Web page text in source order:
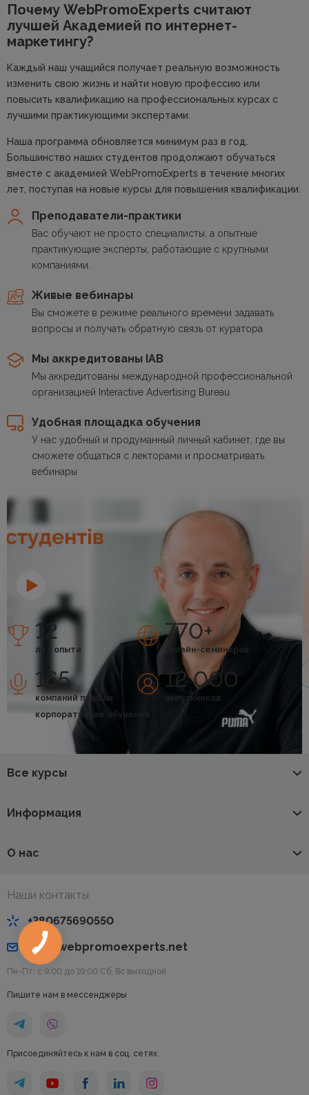
Почему WebPromoExperts считают
лучшей Академией по интернет-
маркетингу?
Каждый наш учащийся получает реальную возможность
изменить свою жизнь и найти новую профессию или
повысить квалификацию на профессиональных курсах с
лучшими практикующими экспертами.
Наша программа обновляется минимум раз в год.
Большинство наших студентов продолжают обучаться
вместе с академией WebPromoExperts в течение многих
лет, поступая на новые курсы для повышения квалификации.
Преподаватели-практики
Вас обучают не просто специалисты, а опытные
практикующие эксперты, работающие с крупными
компаниями.
Живые вебинары
Вы сможете в режиме реального времени задавать
вопросы и получать обратную связь от куратора
Мы аккредитованы IAB
Мы аккредитованы международной профессиональной
организацией Interactive Advertising Bureau
Удобная площадка обучения
У нас удобный и продуманный личный кабинет, где вы
сможете общаться с лекторами и просматривать
вебинары
12
лет опыта
770+
онлайн-семинаров
165
компаний прошли
корпоративное обучение
12 000
выпускников
Все курсы
Информация
О нас
Наши контакты
+380675690550
info@webpromoexperts.net
Пн-Пт: с 9:00 до 19:00 Cб, Вс выходной
Пишите нам в мессенджеры
Присоединяйтесь к нам в соц. сетях